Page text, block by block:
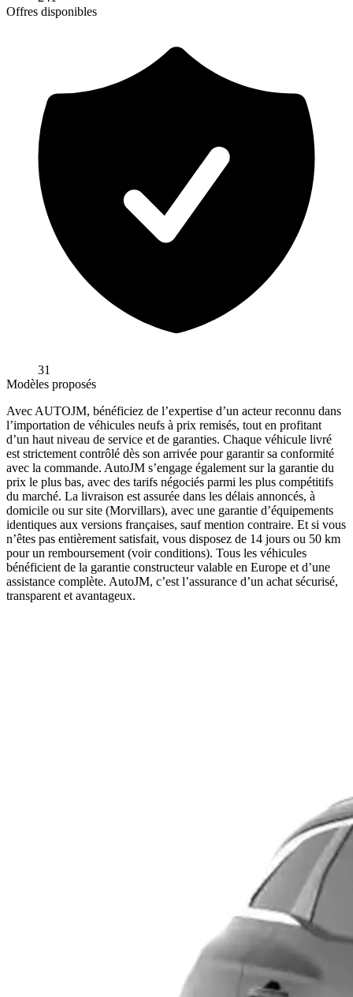
Offres disponibles
31
Modèles proposés
Avec AUTOJM, bénéficiez de l’expertise d’un acteur reconnu dans
l’importation de véhicules neufs à prix remisés, tout en profitant
d’un haut niveau de service et de garanties. Chaque véhicule livré
est strictement contrôlé dès son arrivée pour garantir sa conformité
avec la commande. AutoJM s’engage également sur la garantie du
prix le plus bas, avec des tarifs négociés parmi les plus compétitifs
du marché. La livraison est assurée dans les délais annoncés, à
domicile ou sur site (Morvillars), avec une garantie d’équipements
identiques aux versions françaises, sauf mention contraire. Et si vous
n’êtes pas entièrement satisfait, vous disposez de 14 jours ou 50 km
pour un remboursement (voir conditions). Tous les véhicules
bénéficient de la garantie constructeur valable en Europe et d’une
assistance complète. AutoJM, c’est l’assurance d’un achat sécurisé,
transparent et avantageux.